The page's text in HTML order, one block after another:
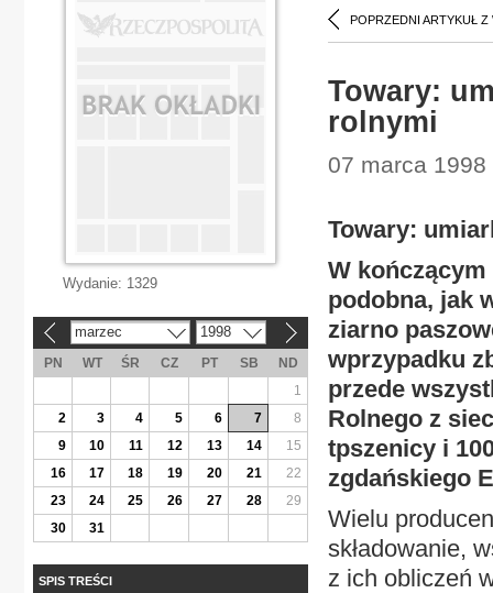
POPRZEDNI ARTYKUŁ Z
Towary:
rolnymi
07 marca
Towary:
W
podobna, jak
ziarno
wprzypadku
przede
Rolnego z
tpszenicy i
zgdańskiego
Wielu
składowanie,
z ich obliczeń
Wydanie: 1329
marzec 1998
PN WT ŚR CZ PT SB
ND
1
2
3 4 5 6 7
8
9
10 11 12 13 14
15
16
17 18 19 20 21
22
23
24 25 26 27 28
29
30
31
SPIS TREŚCI